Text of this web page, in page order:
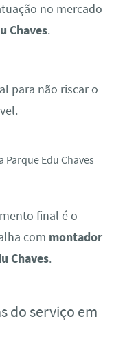
no mercado
Chaves.
para não riscar o
Edu Chaves
final é o
com montador
Chaves.
do serviço em